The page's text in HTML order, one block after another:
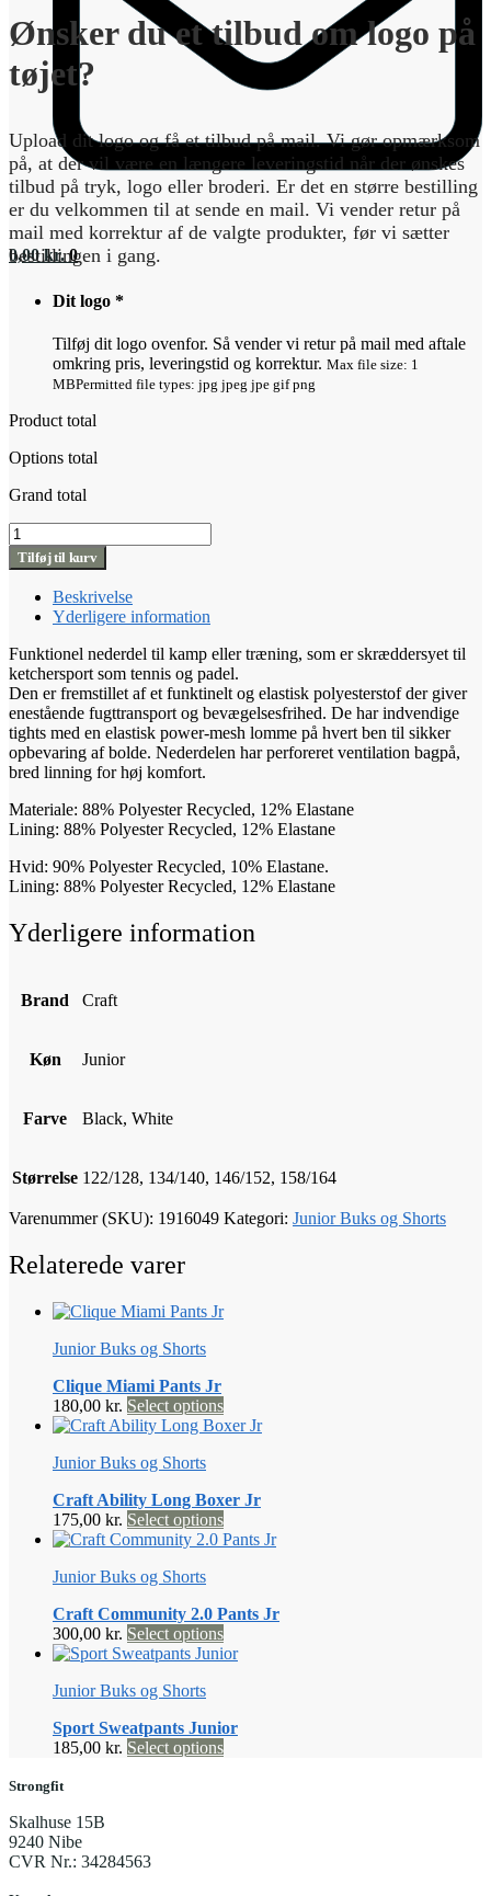
0,00kr. 0
Ønsker du et tilbud om logo på
tøjet?
Upload dit logo og få et tilbud på mail. Vi gør opmærksom
på, at der vil være en længere leveringstid når der ønskes
tilbud på tryk, logo eller broderi. Er det en større bestilling
er du velkommen til at sende en mail. Vi vender retur på
mail med korrektur af de valgte produkter, før vi sætter
bestillingen i gang.
Dit logo *
Tilføj dit logo ovenfor. Så vender vi retur på mail med aftale
omkring pris, leveringstid og korrektur. Max file size: 1
MBPermitted file types: jpg jpeg jpe gif png
Product total
Options total
Grand total
Craft
Ability
Skirt
Tilføj til kurv
Beskrivelse
Yderligere information
Funktionel nederdel til kamp eller træning, som er skræddersyet til
ketchersport som tennis og padel.
Den er fremstillet af et funktinelt og elastisk polyesterstof der giver
enestående fugttransport og bevægelsesfrihed. De har indvendige
tights med en elastisk power-mesh lomme på hvert ben til sikker
opbevaring af bolde. Nederdelen har perforeret ventilation bagpå,
bred linning for høj komfort.
Materiale: 88% Polyester Recycled, 12% Elastane
Lining: 88% Polyester Recycled, 12% Elastane
Hvid: 90% Polyester Recycled, 10% Elastane.
Lining: 88% Polyester Recycled, 12% Elastane
Yderligere information
Brand Craft
Køn Junior
Farve Black, White
Størrelse 122/128, 134/140, 146/152, 158/164
Varenummer (SKU): 1916049 Kategori: Junior Buks og Shorts
Relaterede varer
Junior Buks og Shorts
Clique Miami Pants Jr
180,00 kr. Select optionsDette
vare
Mulighederne
kan
vælges
Junior Buks og Shorts
Craft Ability Long Boxer Jr
175,00 kr. Select optionsDette
vare
Mulighederne
kan
vælges
Junior Buks og Shorts
Craft Community 2.0 Pants Jr
300,00 kr. Select optionsDette
vare
Mulighederne
kan
Junior Buks og Shorts
Sport Sweatpants Junior
185,00 kr. Select optionsDette
Strongfit
Skalhuse 15B
9240 Nibe
CVR Nr.: 34284563